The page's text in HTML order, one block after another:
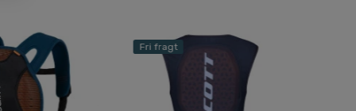
Fri fragt